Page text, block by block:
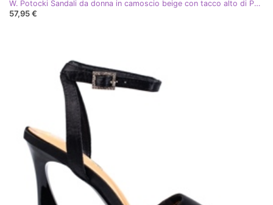
W. Potocki Sandali da donna in camoscio beige con tacco alto di Potocki
57,95 €